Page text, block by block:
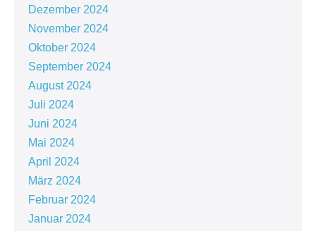
Dezember 2024
November 2024
Oktober 2024
September 2024
August 2024
Juli 2024
Juni 2024
Mai 2024
April 2024
März 2024
Februar 2024
Januar 2024